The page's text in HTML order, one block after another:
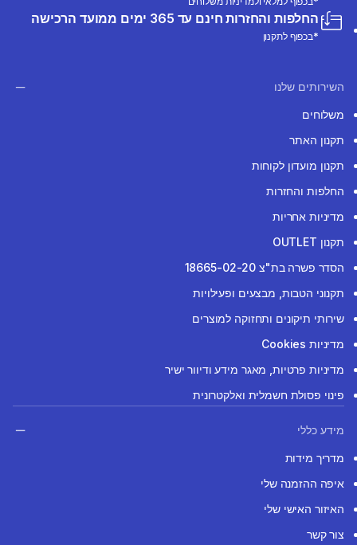
החלפות והחזרות חינם עד 365 ימים ממועד הרכישה
*בכפוף לתקנון
השירותים שלנו
משלוחים
תקנון האתר
תקנון מועדון לקוחות
החלפות והחזרות
מדיניות אחריות
תקנון OUTLET
הסדר פשרה בת"צ 18665-02-20
תקנוני הטבות, מבצעים ופעילויות
שירותי תיקונים ותחזוקה למוצרים
מדיניות Cookies
מדיניות פרטיות, מאגר מידע ודיוור ישיר
פינוי פסולת חשמלית ואלקטרונית
מידע כללי
מדריך מידות
איפה ההזמנה שלי
האיזור האישי שלי
צור קשר